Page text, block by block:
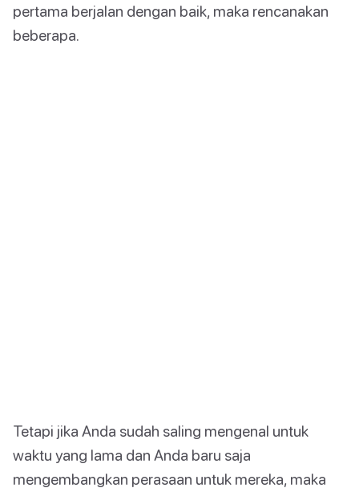
pertama berjalan dengan baik, maka rencanakan
beberapa.
Tetapi jika Anda sudah saling mengenal untuk
waktu yang lama dan Anda baru saja
mengembangkan perasaan untuk mereka, maka